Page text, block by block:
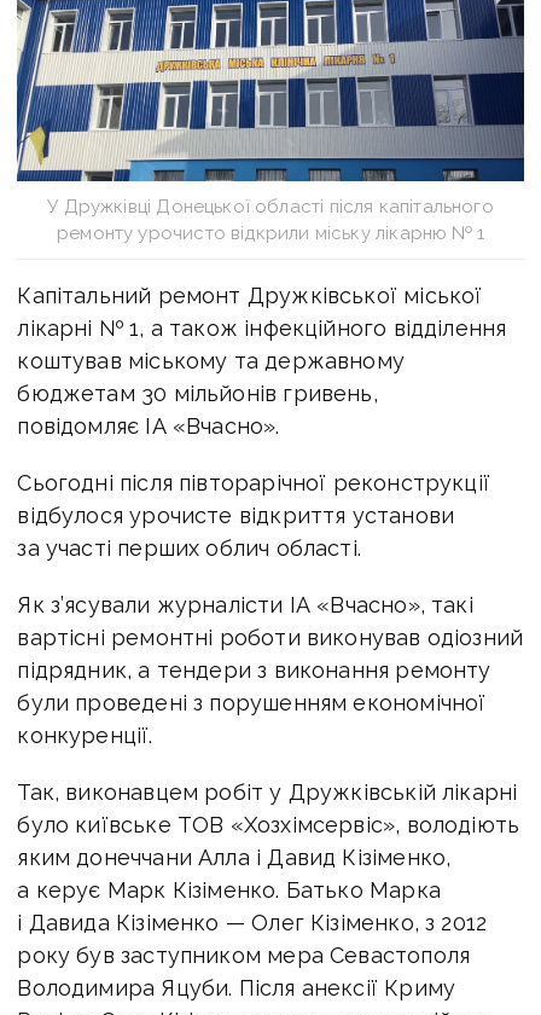
У Дружківці Донецької області після капітального
ремонту урочисто відкрили міську лікарню № 1
Капітальний ремонт Дружківської міської
лікарні № 1, а також інфекційного відділення
коштував міському та державному
бюджетам 30 мільйонів гривень,
повідомляє ІА «Вчасно».
Сьогодні після півторарічної реконструкції
відбулося урочисте відкриття установи
за участі перших облич області.
Як з’ясували журналісти ІА «Вчасно», такі
вартісні ремонтні роботи виконував одіозний
підрядник, а тендери з виконання ремонту
були проведені з порушенням економічної
конкуренції.
Так, виконавцем робіт у Дружківській лікарні
було київське ТОВ «Хозхімсервіс», володіють
яким донеччани Алла і Давид Кізіменко,
а керує Марк Кізіменко. Батько Марка
і Давида Кізіменко — Олег Кізіменко, з 2012
року був заступником мера Севастополя
Володимира Яцуби. Після анексії Криму